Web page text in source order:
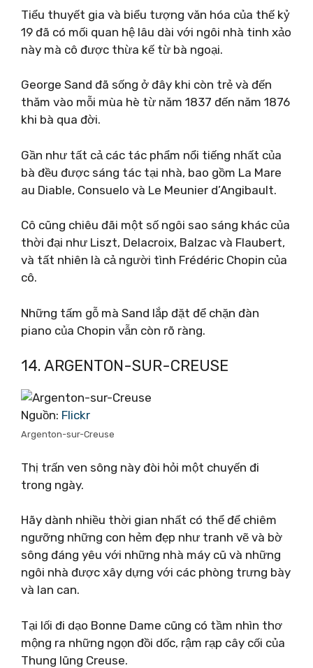
Tiểu thuyết gia và biểu tượng văn hóa của thế kỷ
19 đã có mối quan hệ lâu dài với ngôi nhà tinh xảo
này mà cô được thừa kế từ bà ngoại.
George Sand đã sống ở đây khi còn trẻ và đến
thăm vào mỗi mùa hè từ năm 1837 đến năm 1876
khi bà qua đời.
Gần như tất cả các tác phẩm nổi tiếng nhất của
bà đều được sáng tác tại nhà, bao gồm La Mare
au Diable, Consuelo và Le Meunier d’Angibault.
Cô cũng chiêu đãi một số ngôi sao sáng khác của
thời đại như Liszt, Delacroix, Balzac và Flaubert,
và tất nhiên là cả người tình Frédéric Chopin của
cô.
Những tấm gỗ mà Sand lắp đặt để chặn đàn
piano của Chopin vẫn còn rõ ràng.
14. ARGENTON-SUR-CREUSE
Nguồn: Flickr
Argenton-sur-Creuse
Thị trấn ven sông này đòi hỏi một chuyến đi
trong ngày.
Hãy dành nhiều thời gian nhất có thể để chiêm
ngưỡng những con hẻm đẹp như tranh vẽ và bờ
sông đáng yêu với những nhà máy cũ và những
ngôi nhà được xây dựng với các phòng trưng bày
và lan can.
Tại lối đi dạo Bonne Dame cũng có tầm nhìn thơ
mộng ra những ngọn đồi dốc, rậm rạp cây cối của
Thung lũng Creuse.